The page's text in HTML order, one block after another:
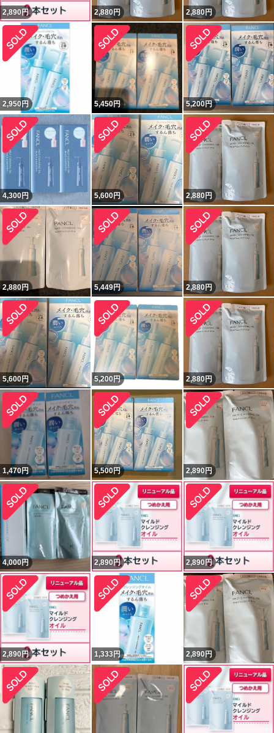
2,890 円 2,880円 2,880円
2,950円 5,450円 5,200円
4,300円 5,600円 2,880円
2,880円 5,449円 2,880円
5,600円 5,200円 2,880円
1,470円 5,500円 2,890円
4,000円 2,890 円 2,890 円
2,890 円 1,333円 2,890円